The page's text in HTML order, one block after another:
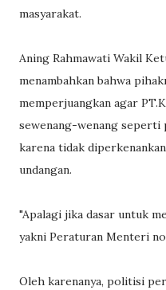
masyarakat.
Aning Rahmawati Wakil
menambahkan bahwa
memperjuangkan agar
sewenang-wenang seperti
karena tidak
undangan.
"Apalagi jika dasar untuk
yakni Peraturan Menteri
Oleh karenanya, politisi